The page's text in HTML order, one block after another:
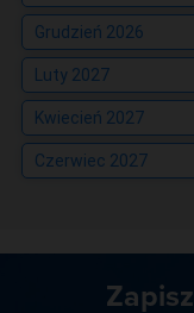
Grudzień 2026
Luty 2027
Kwiecień 2027
Czerwiec 2027